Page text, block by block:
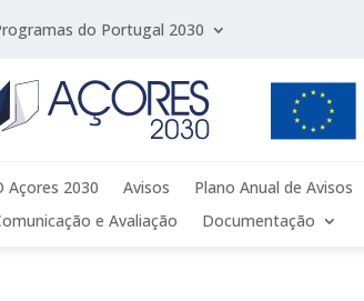
do Portugal 2030
Açores 2030 Avisos Plano Anual de Avisos
e Avaliação
Documentação